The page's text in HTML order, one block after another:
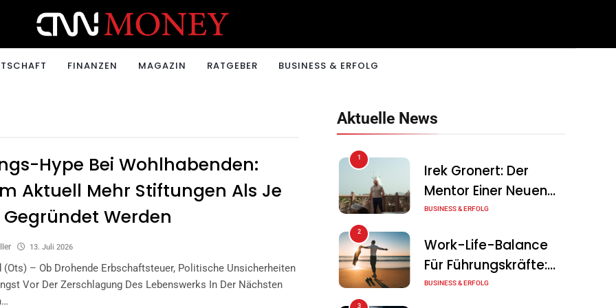
FINANZEN MAGAZIN RATGEBER BUSINESS & ERFOLG
Hype Bei Wohlhabenden:
Aktuell Mehr Stiftungen Als Je
Gegründet Werden
13. Juli 2026
(ots) – Ob Drohende Erbschaftsteuer, Politische Unsicherheiten
Vor Der Zerschlagung Des Lebenswerks In Der Nächsten
Aktuelle News
1
Irek Gronert: Der
Mentor Einer Neuen
Generation Von
BUSINESS & ERFOLG
2
Work-Life-Balance
Für Führungskräfte:
Illusion Oder Echte
BUSINESS & ERFOLG
3